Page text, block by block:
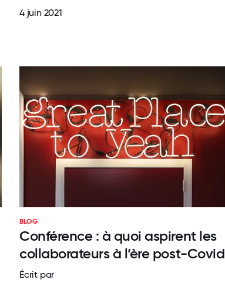
4 juin 2021
BLOG
Conférence : à quoi aspirent les
collaborateurs à l’ère post-Covid
Écrit par